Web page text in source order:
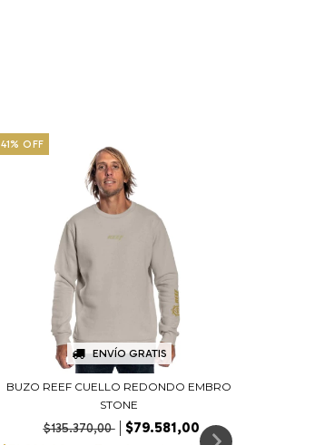
41% OFF
ENVÍO GRATIS
BUZO REEF CUELLO REDONDO EMBRO
STONE
$135.370,00 $79.581,00